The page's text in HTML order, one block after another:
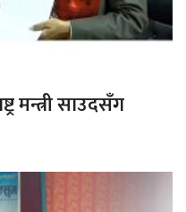
मन्त्री साउदसँग